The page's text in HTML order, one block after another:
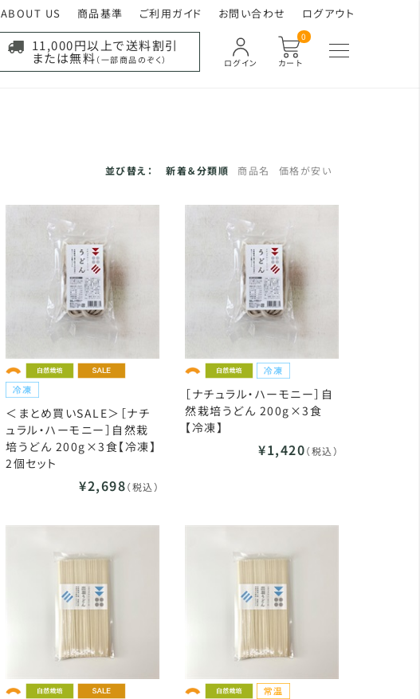
ABOUT US 商品基準 ご利用ガイド お問い合わせ ログアウト
カート
0
ログイン
11,000円以上で送料割引
または無料 （一部商品のぞく）
並び替え： 新着＆分類順 商品名 価格が安い
＜まとめ買いSALE＞［ナチ
ュラル・ハーモニー］自然栽
培うどん 200g×3食【冷凍】
2個セット
¥2,698（税込）
［ナチュラル・ハーモニー］自
然栽培うどん 200g×3食
【冷凍】
¥1,420（税込）